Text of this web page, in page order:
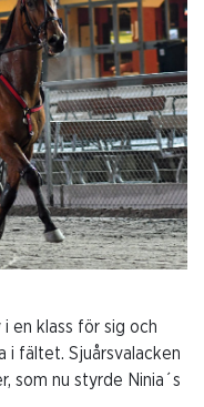
en klass för sig och
fältet. Sjuårsvalacken
som nu styrde Ninia´s